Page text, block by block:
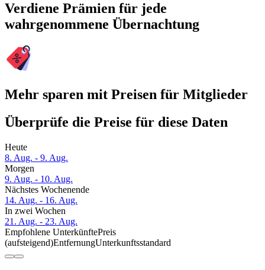
Verdiene Prämien für jede
wahrgenommene Übernachtung
Mehr sparen mit Preisen für Mitglieder
Überprüfe die Preise für diese Daten
Heute
8. Aug. - 9. Aug.
Morgen
9. Aug. - 10. Aug.
Nächstes Wochenende
14. Aug. - 16. Aug.
In zwei Wochen
21. Aug. - 23. Aug.
Empfohlene UnterkünftePreis
(aufsteigend)EntfernungUnterkunftsstandard